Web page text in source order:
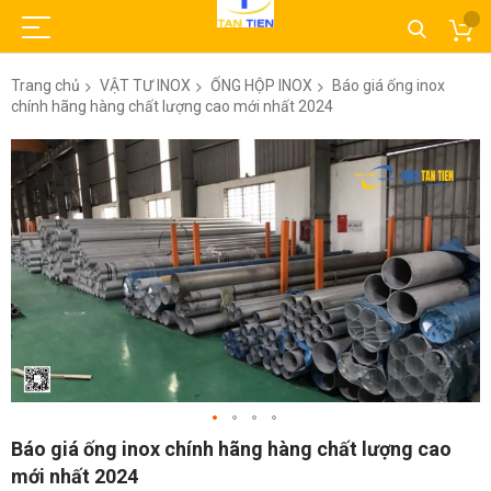
Trang chủ VẬT TƯ INOX ỐNG HỘP INOX
Báo giá ống inox
chính hãng hàng chất lượng cao mới nhất 2024
Chuyển
đến
phần
đầu
của
thư
viện
hình
Chuyển
phần
Báo giá ống inox chính hãng hàng chất lượng cao
mới nhất 2024